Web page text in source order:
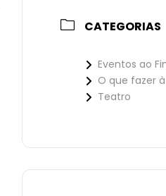
CATEGORIAS
Eventos ao
O que fazer
Teatro